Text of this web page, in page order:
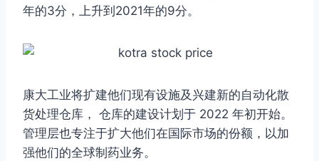
年的3分，上升到2021年的9分。
康大工业将扩建他们现有设施及兴建新的自动化散
货处理仓库， 仓库的建设计划于 2022 年初开始。
管理层也专注于扩大他们在国际市场的份额，以加
强他们的全球制药业务。